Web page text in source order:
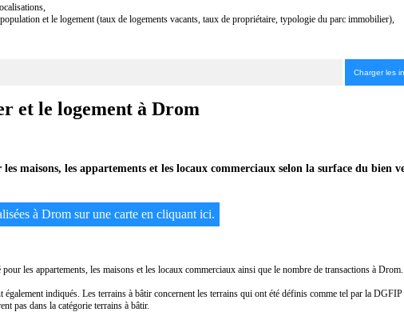
et le logement (taux de logements vacants, taux de propriétaire, typologie du parc immobilier),
et le logement à Drom
maisons, les appartements et les locaux commerciaux selon la surface du bien
à Drom sur une carte en cliquant ici.
les appartements, les maisons et les locaux commerciaux ainsi que le nombre de transactions à
indiqués. Les terrains à bâtir concernent les terrains qui ont été définis comme tel par la
pas dans la catégorie terrains à bâtir.